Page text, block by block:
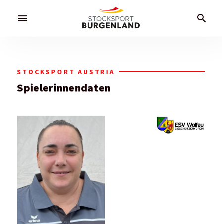
menu search
STOCKSPORT AUSTRIA
Spielerinnendaten